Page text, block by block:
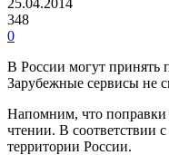
348
0
В России могут принять
Зарубежные сервисы не
Напомним, что поправки
чтении. В соответствии
территории России.